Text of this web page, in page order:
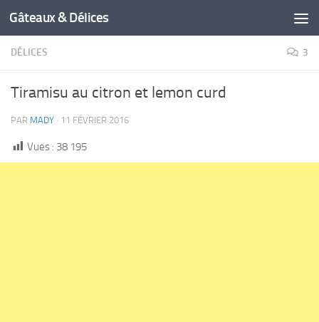
Gâteaux & Délices
DÉLICES 3
Tiramisu au citron et lemon curd
PAR MADY · 11 FÉVRIER 2016
Vues : 38 195